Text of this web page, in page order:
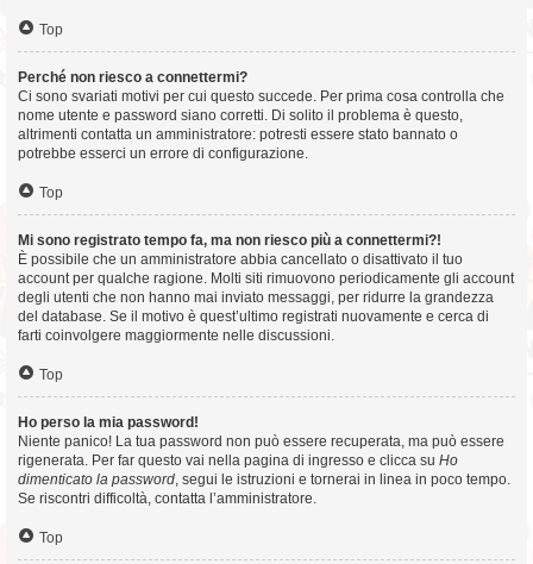
Top
Perché non riesco a connettermi?
Ci sono svariati motivi per cui questo succede. Per prima cosa controlla che
nome utente e password siano corretti. Di solito il problema è questo,
altrimenti contatta un amministratore: potresti essere stato bannato o
potrebbe esserci un errore di configurazione.
Top
Mi sono registrato tempo fa, ma non riesco più a connettermi?!
È possibile che un amministratore abbia cancellato o disattivato il tuo
account per qualche ragione. Molti siti rimuovono periodicamente gli account
degli utenti che non hanno mai inviato messaggi, per ridurre la grandezza
del database. Se il motivo è quest’ultimo registrati nuovamente e cerca di
farti coinvolgere maggiormente nelle discussioni.
Top
Ho perso la mia password!
Niente panico! La tua password non può essere recuperata, ma può essere
rigenerata. Per far questo vai nella pagina di ingresso e clicca su Ho
dimenticato la password , segui le istruzioni e tornerai in linea in poco tempo.
Se riscontri difficoltà, contatta l’amministratore.
Top